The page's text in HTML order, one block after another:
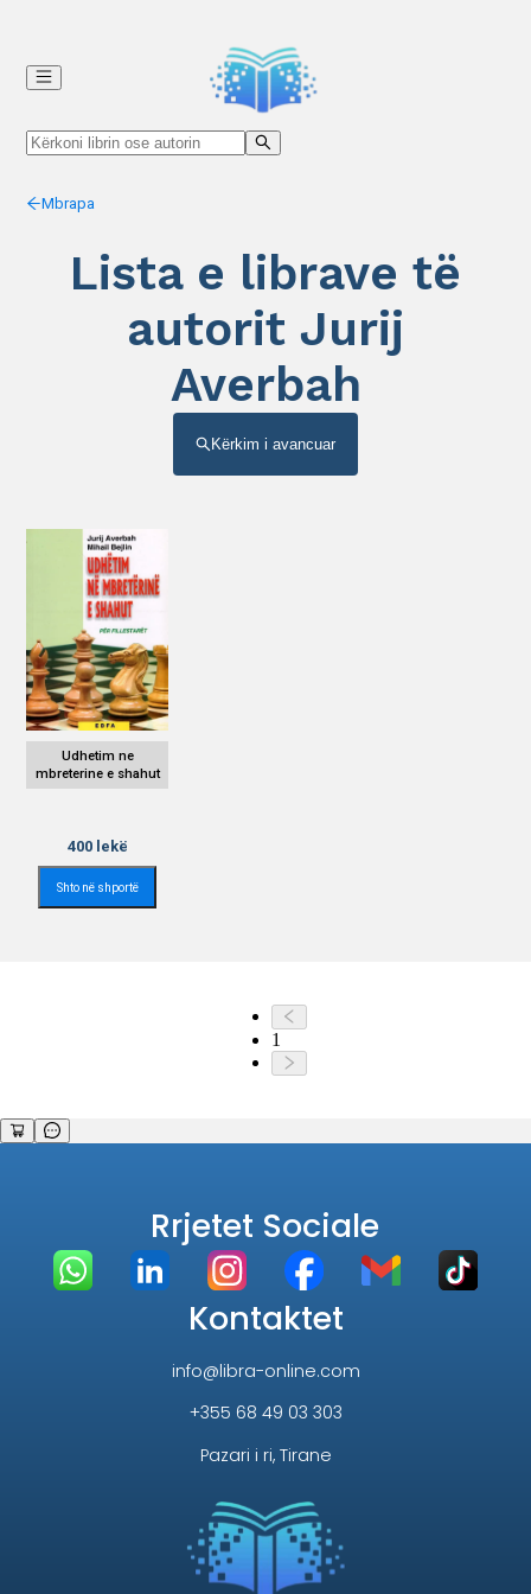
Mbrapa
Lista e librave të
autorit Jurij
Averbah
Kërkim i avancuar
Udhetim ne
mbreterine e shahut
400lekë
Shto në shportë
1
Rrjetet Sociale
Kontaktet
info@libra-online.com
+355 68 49 03 303
Pazari i ri, Tirane